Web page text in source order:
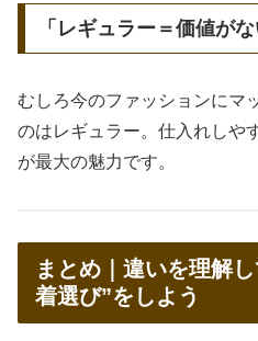
「レギュラー＝価値が
むしろ今のファッションにマ
のはレギュラー。仕入れしや
が最大の魅力です。
まとめ｜違いを理解
着選び”をしよう